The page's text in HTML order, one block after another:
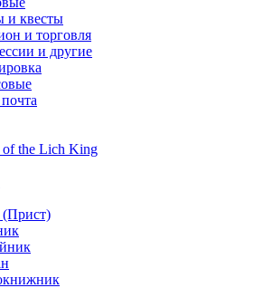
и квесты
и торговля
и другие
of the Lich King